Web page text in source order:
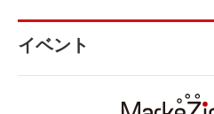
イベント